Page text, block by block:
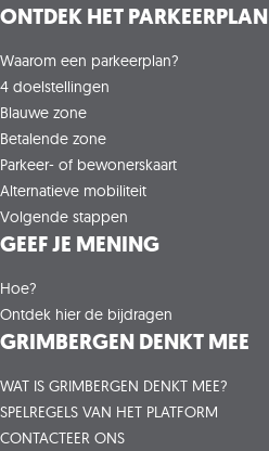
ONTDEK HET PARKEERPLAN
Waarom een parkeerplan?
4 doelstellingen
Blauwe zone
Betalende zone
Parkeer- of bewonerskaart
Alternatieve mobiliteit
Volgende stappen
GEEF JE MENING
Hoe?
Ontdek hier de bijdragen
GRIMBERGEN DENKT MEE
WAT IS GRIMBERGEN DENKT MEE?
SPELREGELS VAN HET PLATFORM
CONTACTEER ONS